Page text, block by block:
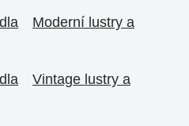
Moderní lustry a
Vintage lustry a